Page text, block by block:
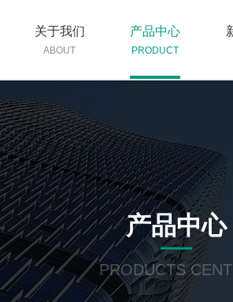
关于我们
ABOUT
产品中心
PRODUCT
产品中心
PRODUCTS